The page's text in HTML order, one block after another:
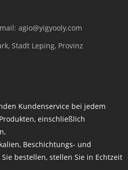
agio@yigyooly.com
Stadt Leping, Provinz
Kundenservice bei jedem
einschließlich
Beschichtungs- und
bestellen, stellen Sie in Echtzeit